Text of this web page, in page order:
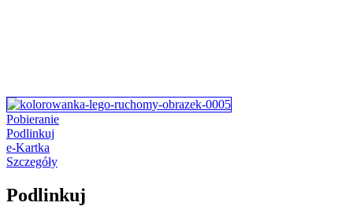
Pobieranie
Podlinkuj
e-Kartka
Szczegóły
Podlinkuj